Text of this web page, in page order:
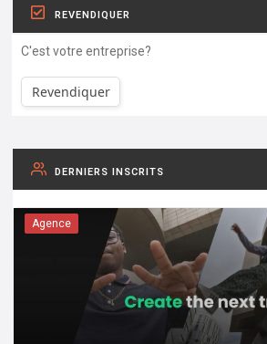
REVENDIQUER
C'est votre entreprise?
Revendiquer
DERNIERS INSCRITS
Agence